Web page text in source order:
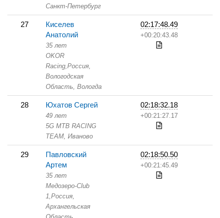
Санкт-Петербург
27
Киселев
Анатолий
35 лет
OKOR
Racing,Россия,
Вологодская
Область, Вологда
02:17:48.49
+00:20:43.48
28 Юхатов Сергей
49 лет
5G MTB RACING
TEAM, Иваново
02:18:32.18
+00:21:27.17
29
Павловский
Артем
35 лет
Медозеро-Club
1,Россия,
Архангельская
02:18:50.50
+00:21:45.49